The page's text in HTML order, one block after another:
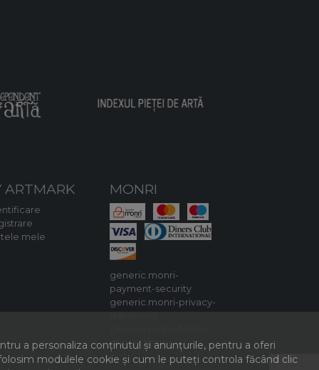
ARTMARK
mele
MONRI
generic.monri-
payment-security
generic.monri-privacy-
statement
of-purchase
a personaliza conținutul și anunțurile, pentru a oferi
modulele cookie și cum le puteți controla făcând clic